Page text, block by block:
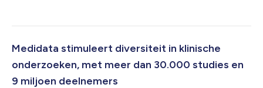
onderzoeksactiviteiten te bevorderen. De overeenkomst breidt
Deze omvatten Rave EDC, eCOA, RTSM, en Rave Imaging, ter
Medidata stimuleert diversiteit in klinische
onderzoeken, met meer dan 30.000 studies en
9 miljoen deelnemers